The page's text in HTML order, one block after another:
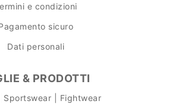
e condizioni
sicuro
Dati personali
& PRODOTTI
Sportswear | Fightwear